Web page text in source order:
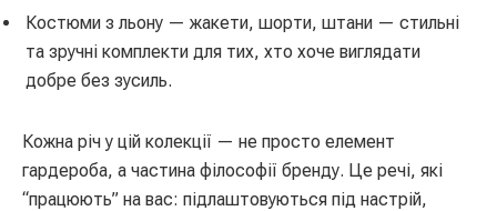
Костюми з льону — жакети, шорти, штани — стильні
та зручні комплекти для тих, хто хоче виглядати
добре без зусиль.
Кожна річ у цій колекції — не просто елемент
гардероба, а частина філософії бренду. Це речі, які
“працюють” на вас: підлаштовуються під настрій,